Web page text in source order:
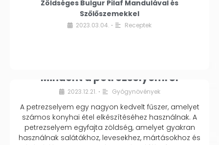
Zöldséges Bulgur Pilaf Mandulával és
Szőlőszemekkel
2023.03.04. • Receptek
Mindent a petrezselyemről
2023.12.21. • Gyógynövények
A petrezselyem egy nagyon kedvelt fűszer, amelyet
számos konyhai étel elkészítéséhez használnak. A
petrezselyem egyfajta zöldség, amelyet gyakran
használnak salátákhoz, levesekhez, mártásokhoz és